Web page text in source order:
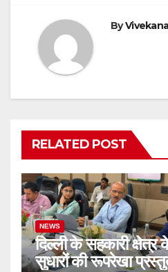
By
RELATED POST
NEWS
दिल्ली के सहकारी क्षेत्र
सुधारों की रूपरेखा